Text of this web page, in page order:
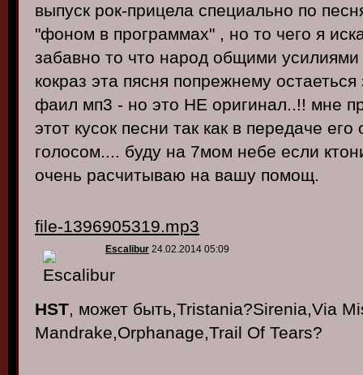
выпуск рок-прицела специально по
"фоном в программах" , но то чего я
забавно то что народ общими
кокраз эта пясня попрежнему
фаил мп3 - но это НЕ оригинал..!! мне
этот кусок песни так как в передаче
голосом.... буду на 7мом небе если
очень расчитываю на вашу помощ.
file-1396905319.mp3
Escalibur 24.02.2014 05:09
HST, может быть,Tristania?Sirenia,Via
Mandrake,Orphanage,Trail Of Tears?